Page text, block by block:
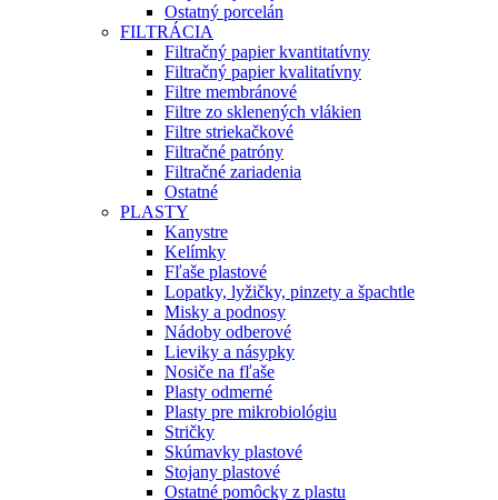
Ostatný porcelán
FILTRÁCIA
Filtračný papier kvantitatívny
Filtračný papier kvalitatívny
Filtre membránové
Filtre zo sklenených vlákien
Filtre striekačkové
Filtračné patróny
Filtračné zariadenia
Ostatné
PLASTY
Kanystre
Kelímky
Fľaše plastové
Lopatky, lyžičky, pinzety a špachtle
Misky a podnosy
Nádoby odberové
Lieviky a násypky
Nosiče na fľaše
Plasty odmerné
Plasty pre mikrobiológiu
Stričky
Skúmavky plastové
Stojany plastové
Ostatné pomôcky z plastu